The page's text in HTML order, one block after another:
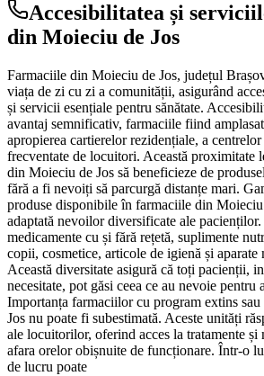
Accesibilitatea și
din Moieciu de Jos
Farmaciile din Moieciu de Jos, județul
viața de zi cu zi a comunității, asigurând
și servicii esențiale pentru sănătate.
avantaj semnificativ, farmaciile fiind
apropierea cartierelor rezidențiale, a
frecventate de locuitori. Această proximitate
din Moieciu de Jos să beneficieze de
fără a fi nevoiți să parcurgă distanțe mari.
produse disponibile în farmaciile din Moieciu
adaptată nevoilor diversificate ale pacienților.
medicamente cu și fără rețetă, suplimente
copii, cosmetice, articole de igienă și aparate
Această diversitate asigură că toți pacienții,
necesitate, pot găsi ceea ce au nevoie pentru
Importanța farmaciilor cu program extins
Jos nu poate fi subestimată. Aceste unități
ale locuitorilor, oferind acces la tratamente și
afara orelor obișnuite de funcționare. Într-o
de lucru poate